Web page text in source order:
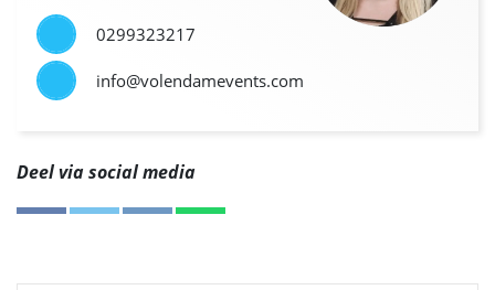
0299323217
info@volendamevents.com
Deel via social media